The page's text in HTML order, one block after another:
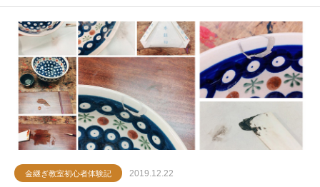
金継ぎ教室初心者体験記 2019.12.22